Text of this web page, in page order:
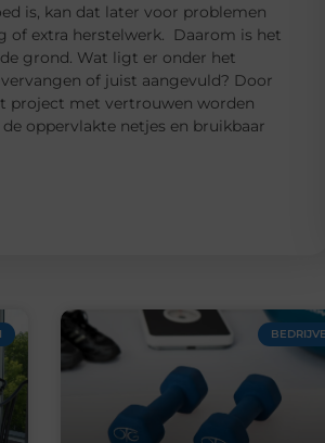
is, kan dat later voor problemen
of extra herstelwerk. Daarom is het
grond. Wat ligt er onder het
of juist aangevuld? Door
project met vertrouwen worden
oppervlakte netjes en bruikbaar